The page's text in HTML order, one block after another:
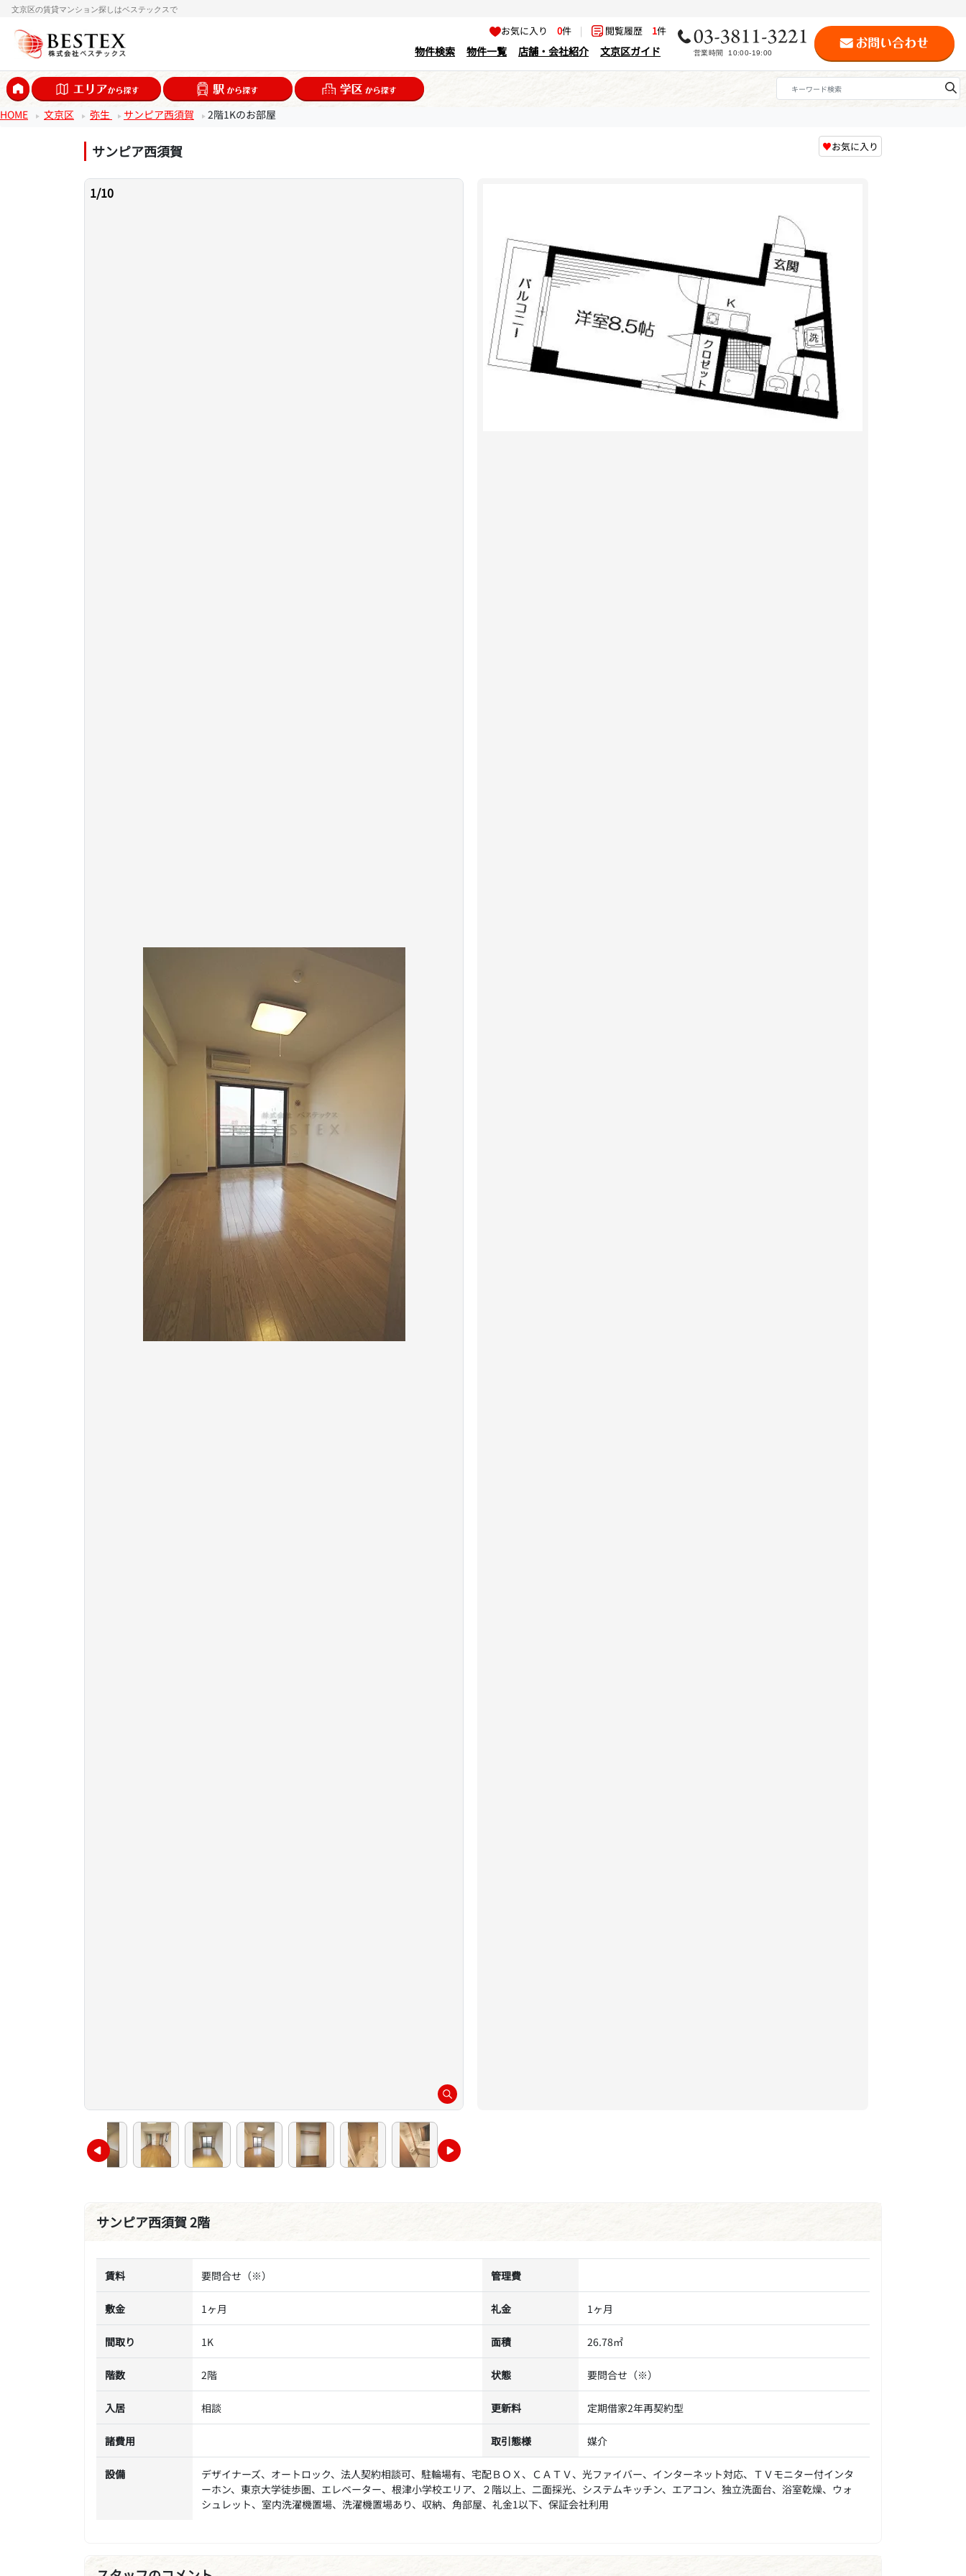
文京区の賃貸マンション探しはベステックスで
お気に入り0件 | 閲覧履歴 1件
物件検索 物件一覧 店舗・会社紹介 文京区ガイド
HOME 文京区 弥生 サンピア西須賀 2階1Kのお部屋
サンピア西須賀 ♥お気に入り
1/10
サンピア西須賀 2階
賃料 要問合せ（※） 管理費
敷金 1ヶ月 礼金 1ヶ月
間取り 1K 面積 26.78㎡
階数 2階 状態 要問合せ（※）
入居 相談 更新料 定期借家2年再契約型
諸費用 取引態様 媒介
設備
デザイナーズ、オートロック、法人契約相談可、駐輪場有、宅配ＢＯＸ、ＣＡＴＶ、光ファイバー、インターネット対応、ＴＶモニター付インタ
ーホン、東京大学徒歩圏、エレベーター、根津小学校エリア、２階以上、二面採光、システムキッチン、エアコン、独立洗面台、浴室乾燥、ウォ
シュレット、室内洗濯機置場、洗濯機置場あり、収納、角部屋、礼金1以下、保証会社利用